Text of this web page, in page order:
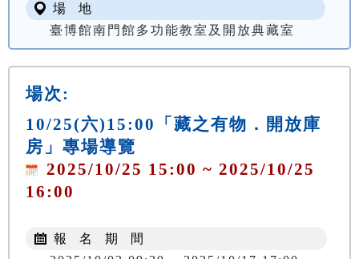
場 地
臺博館南門館多功能教室及開放典藏室
場次:
10/25(六)15:00「藏之有物．開放庫
房」專場導覽
2025/10/25 15:00 ~ 2025/10/25
16:00
報 名 期 間